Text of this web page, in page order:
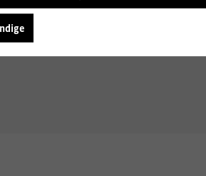
Optionen, um Ihre Arbeitskleidung
Textil- und Arbeitskleidungsexperten